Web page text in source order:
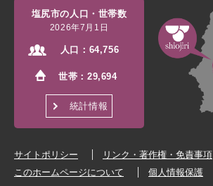
塩尻市の人口・世帯数
2026年7月1日
人口： 64,756
世帯：29,694
統計情報
サイトポリシー
リンク・著作権・免責事項
このホームページについて
個人情報保護